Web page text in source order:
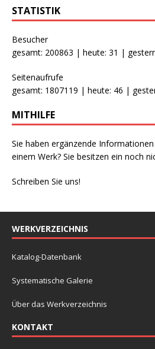
STATISTIK
Besucher
gesamt: 200863 | heute: 31 |
Seitenaufrufe
gesamt: 1807119 | heute: 46 |
MITHILFE
Sie haben ergänzende
einem Werk? Sie besitzen ein noch
Schreiben Sie uns!
WERKVERZEICHNIS
Katalog-Datenbank
Systematische Galerie
Über das Werkverzeichnis
KONTAKT